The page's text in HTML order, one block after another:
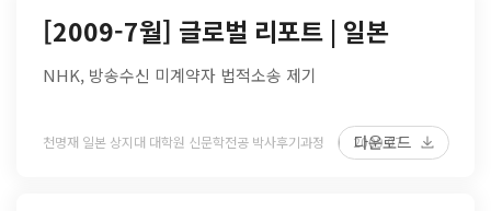
[2009-7월] 글로벌 리포트 | 일본
NHK, 방송수신 미계약자 법적소송 제기
천명재 일본 상지대 대학원 신문학전공 박사후기과정 2009 07
다운로드